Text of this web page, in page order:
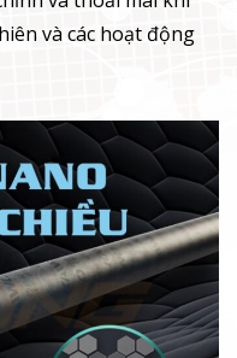
và các hoạt động